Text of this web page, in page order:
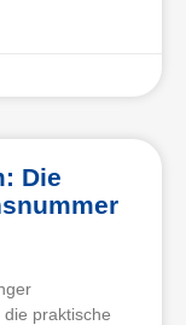
Die
praktische